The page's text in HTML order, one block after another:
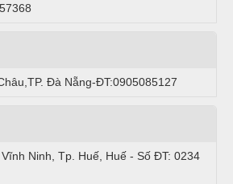
Đà Nẵng-ĐT:0905085127
Ninh, Tp. Huế, Huế - Số ĐT: 0234